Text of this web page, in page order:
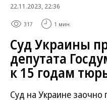
22.11.2023, 22:36
317 1 мин.
Суд Украины
депутата
к 15 годам
Суд на Украине заочно